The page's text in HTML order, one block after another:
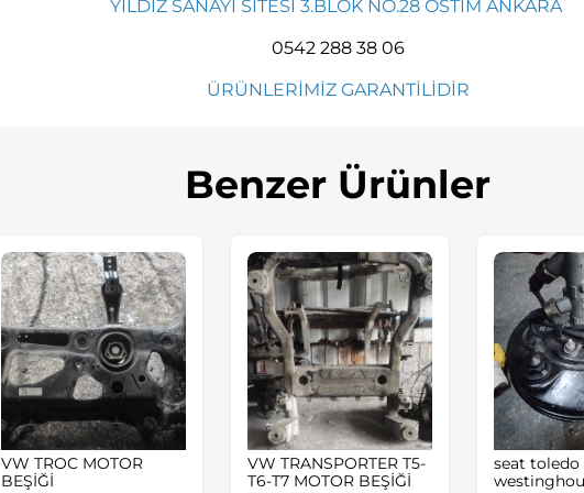
YILDIZ SANAYİ SİTESİ 3.BLOK NO.28 OSTİM ANKARA
0542 288 38 06
ÜRÜNLERİMİZ GARANTİLİDİR
Benzer Ürünler
VW TROC MOTOR
BEŞİĞİ
VW TRANSPORTER T5-
T6-T7 MOTOR BEŞİĞİ
seat toledo